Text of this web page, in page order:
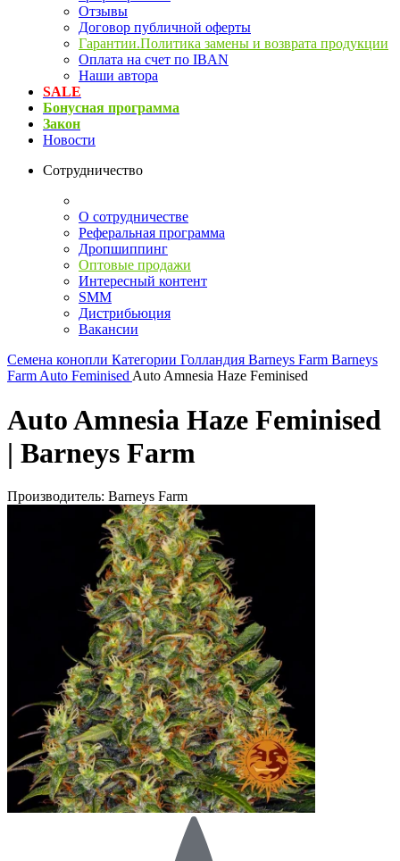
Отзывы
Договор публичной оферты
Гарантии.Политика замены и возврата продукции
Оплата на счет по IBAN
Наши автора
SALE
Бонусная программа
Закон
Новости
Сотрудничество
О сотрудничестве
Реферальная программа
Дропшиппинг
Оптовые продажи
Интересный контент
SMM
Дистрибьюция
Вакансии
Семена конопли Категории Голландия Barneys Farm Barneys
Farm Auto Feminised Auto Amnesia Haze Feminised
Auto Amnesia Haze Feminised
| Barneys Farm
Производитель: Barneys Farm